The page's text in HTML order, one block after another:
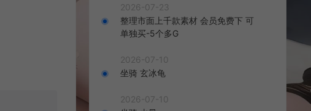
2026-07-23
整理市面上千款素材 会员免费下 可
单独买-5个多G
2026-07-10
坐骑 玄冰龟
2026-07-10